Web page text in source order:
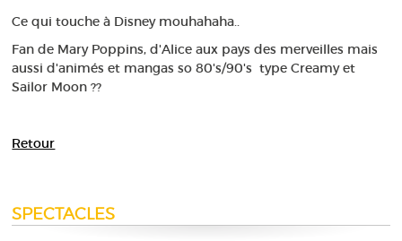
Ce qui touche à Disney mouhahaha..
Fan de Mary Poppins, d'Alice aux pays des merveilles mais
aussi d'animés et mangas so 80's/90's type Creamy et
Sailor Moon ??
Retour
SPECTACLES